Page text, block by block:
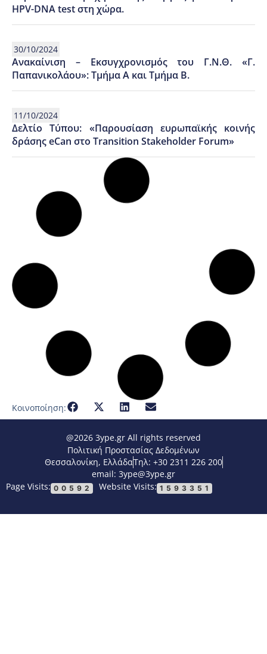
HPV-DNA test στη χώρα.
30/10/2024
Ανακαίνιση – Εκσυγχρονισμός του Γ.Ν.Θ. «Γ.
Παπανικολάου»: Τμήμα Α και Τμήμα Β.
11/10/2024
Δελτίο Tύπου: «Παρουσίαση ευρωπαϊκής κοινής
δράσης eCan στο Τransition Stakeholder Forum»
Κοινοποίηση:
@2026 3ype.gr All rights reserved
Πολιτική Προστασίας Δεδομένων
Θεσσαλονίκη, ΕλλάδαΤηλ: +30 2311 226 200
email: 3ype@3ype.gr
Page Visits: 00592 Website Visits: 1593351